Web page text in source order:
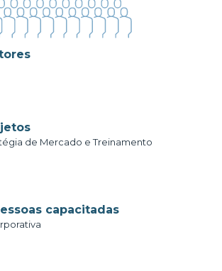
de Mercado e Treinamento
capacitadas